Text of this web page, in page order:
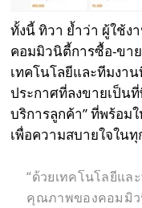
ทั้งนี้ ทิวา ย้ำว่า ผู้ใช้ง
คอมมิวนิตี้การซื้อ-ขา
เทคโนโลยีและทีมงา
ประกาศที่ลงขายเป็น
บริการลูกค้า” ที่พร้อ
เพื่อความสบายใจใน
“ด้วยเทคโนโลยีแล
คุณภาพของคอมมิ